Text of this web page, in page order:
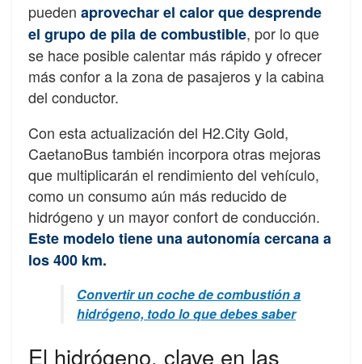
pueden aprovechar el calor que desprende
el grupo de pila de combustible, por lo que
se hace posible calentar más rápido y ofrecer
más confor a la zona de pasajeros y la cabina
del conductor.
Con esta actualización del H2.City Gold,
CaetanoBus también incorpora otras mejoras
que multiplicarán el rendimiento del vehículo,
como un consumo aún más reducido de
hidrógeno y un mayor confort de conducción.
Este modelo tiene una autonomía cercana a
los 400 km.
Convertir un coche de combustión a
hidrógeno, todo lo que debes saber
El hidrógeno, clave en las